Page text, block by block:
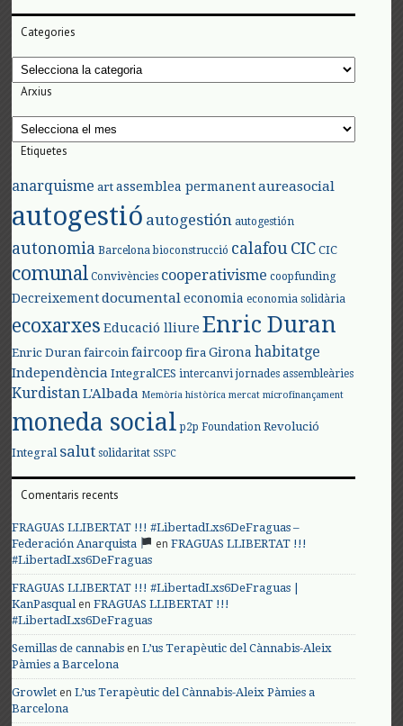
Categories
Categories
Arxius
Arxius
Etiquetes
anarquisme art assemblea permanent aureasocial
autogestió autogestión autogestión
autonomia Barcelona bioconstrucció calafou CIC CIC
comunal Convivències cooperativisme coopfunding
Decreixement documental economia economia solidària
ecoxarxes Educació lliure Enric Duran
Enric Duran faircoin faircoop fira Girona habitatge
Independència IntegralCES intercanvi jornades assembleàries
Kurdistan L'Albada Memòria històrica mercat microfinançament
moneda social p2p Foundation Revolució
Integral salut solidaritat SSPC
Comentaris recents
FRAGUAS LLIBERTAT !!! #LibertadLxs6DeFraguas –
Federación Anarquista
enFRAGUAS LLIBERTAT !!!
#LibertadLxs6DeFraguas
FRAGUAS LLIBERTAT !!! #LibertadLxs6DeFraguas |
KanPasqualenFRAGUAS LLIBERTAT !!!
#LibertadLxs6DeFraguas
Semillas de cannabis enL’us Terapèutic del Cànnabis-Aleix
Pàmies a Barcelona
Growlet enL’us Terapèutic del Cànnabis-Aleix Pàmies a
Barcelona